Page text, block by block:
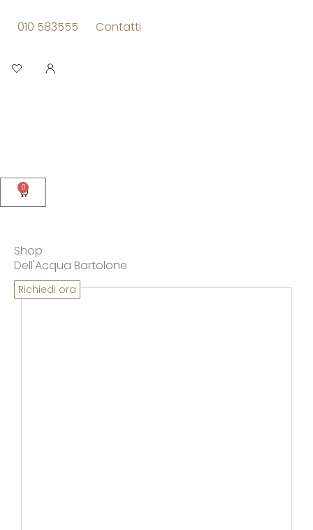
010 583555 Contatti
0
Carrello
Shop
Dell'Acqua Bartolone
Richiedi ora Pagina
Pagina
Pagina
Pagina